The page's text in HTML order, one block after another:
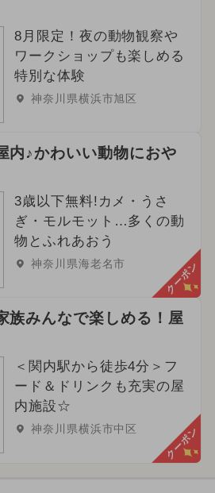
8月限定！夜の動物観察や
ワークショップも楽しめる
特別な体験
神奈川県横浜市旭区
内♪かわいい動物におや
3歳以下無料!カメ・うさ
ぎ・モルモット…多くの動
物とふれあおう
神奈川県海老名市 クーポン
族みんなで楽しめる！屋
＜関内駅から徒歩4分＞フ
ード＆ドリンクも充実の屋
内施設☆
神奈川県横浜市中区 クーポン